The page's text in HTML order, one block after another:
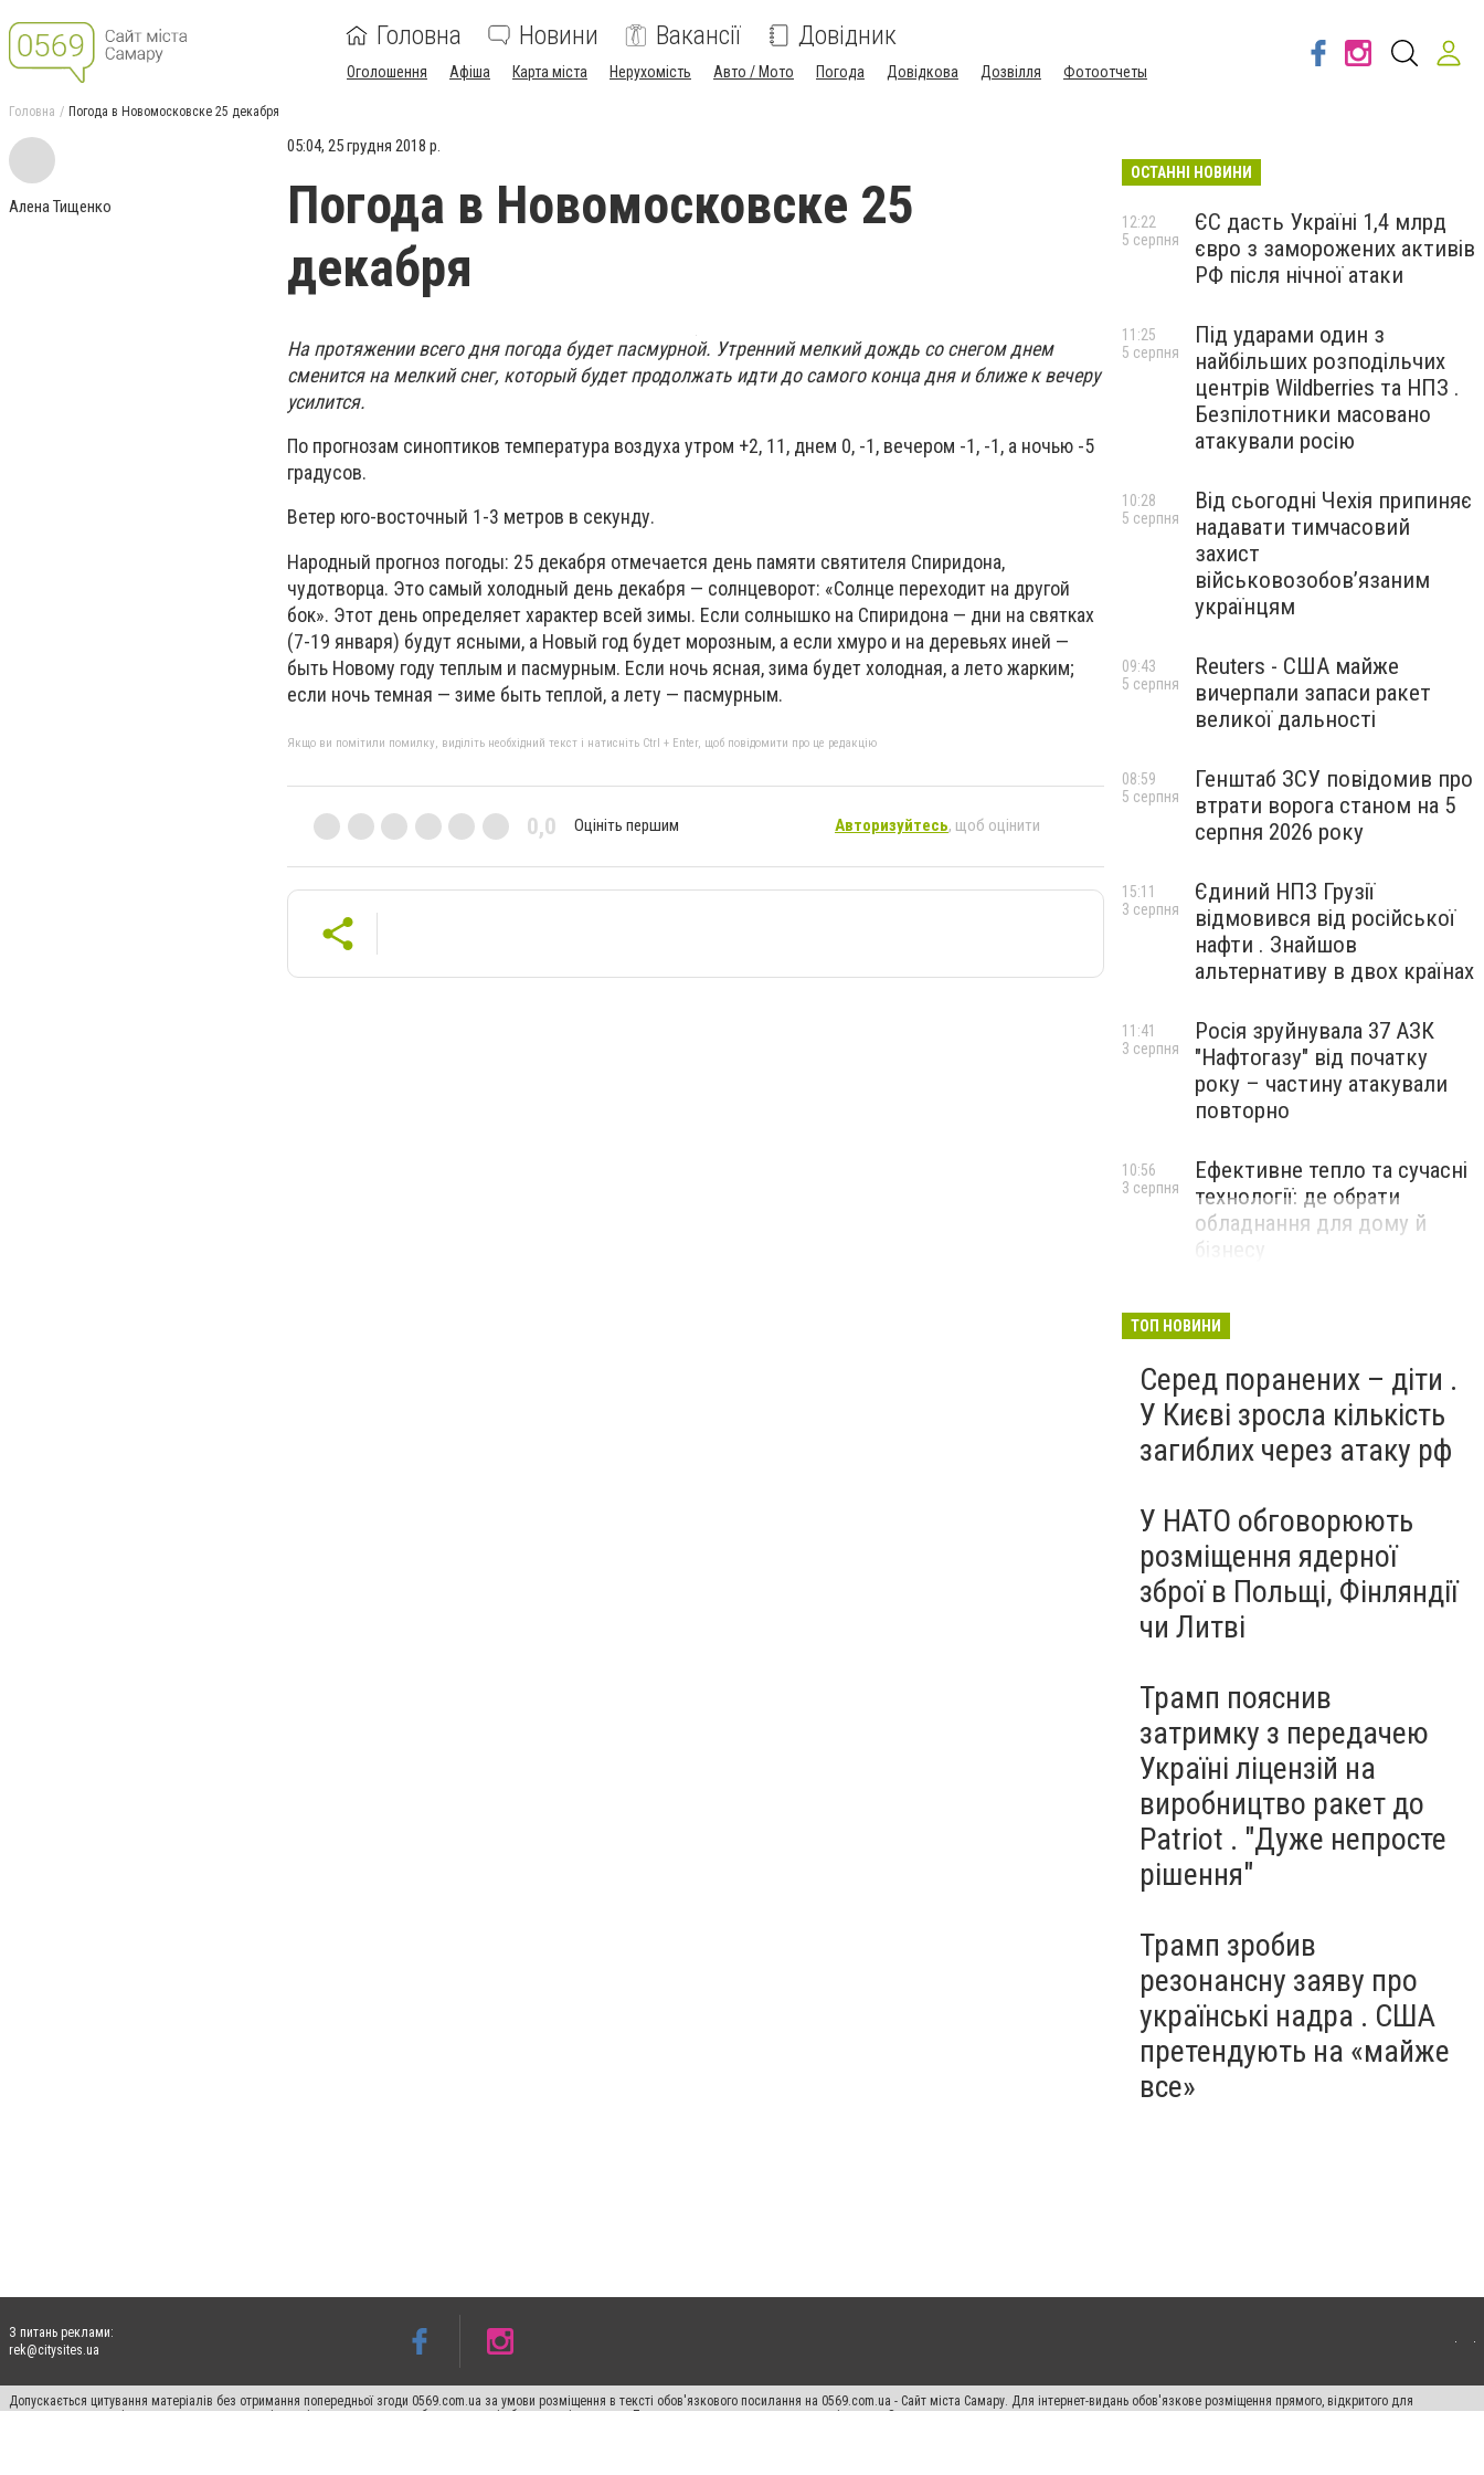
Головна Новини Вакансії Довідник
Оголошення Афіша Карта міста Нерухомість Авто / Мото Погода Довідкова Дозвілля Фотоотчеты
Головна Погода в Новомосковске 25 декабря
Алена Тищенко
05:04, 25 грудня 2018 р.
Погода в Новомосковске 25
декабря
На протяжении всего дня погода будет пасмурной. Утренний мелкий дождь со снегом днем
сменится на мелкий снег, который будет продолжать идти до самого конца дня и ближе к вечеру
усилится.
По прогнозам синоптиков температура воздуха утром +2, 11, днем 0, -1, вечером -1, -1, а ночью -5
градусов.
Ветер юго-восточный 1-3 метров в секунду.
Народный прогноз погоды: 25 декабря отмечается день памяти святителя Спиридона,
чудотворца. Это самый холодный день декабря — солнцеворот: «Солнце переходит на другой
бок». Этот день определяет характер всей зимы. Если солнышко на Спиридона — дни на святках
(7-19 января) будут ясными, а Новый год будет морозным, а если хмуро и на деревьях иней —
быть Новому году теплым и пасмурным. Если ночь ясная, зима будет холодная, а лето жарким;
если ночь темная — зиме быть теплой, а лету — пасмурным.
Якщо ви помітили помилку, виділіть необхідний текст і натисніть Ctrl + Enter, щоб повідомити про це редакцію
0,0 Оцініть першим Авторизуйтесь, щоб оцінити
ОСТАННІ НОВИНИ
ЄС дасть Україні 1,4 млрд
євро з заморожених активів
РФ після нічної атаки
12:22
5 серпня
Під ударами один з
найбільших розподільчих
центрів Wildberries та НПЗ .
Безпілотники масовано
атакували росію
11:25
5 серпня
Від сьогодні Чехія припиняє
надавати тимчасовий
захист
військовозобов’язаним
українцям
10:28
5 серпня
Reuters - США майже
вичерпали запаси ракет
великої дальності
09:43
5 серпня
Генштаб ЗСУ повідомив про
втрати ворога станом на 5
серпня 2026 року
08:59
5 серпня
Єдиний НПЗ Грузії
відмовився від російської
нафти . Знайшов
альтернативу в двох країнах
15:11
3 серпня
Росія зруйнувала 37 АЗК
"Нафтогазу" від початку
року – частину атакували
повторно
11:41
3 серпня
Ефективне тепло та сучасні
технології: де обрати
обладнання для дому й
бізнесу
10:56
3 серпня
ТОП НОВИНИ
Серед поранених – діти .
У Києві зросла кількість
загиблих через атаку рф
У НАТО обговорюють
розміщення ядерної
зброї в Польщі, Фінляндії
чи Литві
Трамп пояснив
затримку з передачею
Україні ліцензій на
виробництво ракет до
Patriot . "Дуже непросте
рішення"
Трамп зробив
резонансну заяву про
українські надра . США
претендують на «майже
все»
З питань реклами:
rek@citysites.ua
Допускається цитування матеріалів без отримання попередньої згоди 0569.com.ua за умови розміщення в тексті обов'язкового посилання на 0569.com.ua - Сайт міста Самару. Для інтернет-видань обов'язкове розміщення прямого, відкритого для
пошукових систем гіперпосилання на цитовані статті не нижче другого абзацу в тексті або в якості джерела. Порушення виняткових прав переслідується Законом.